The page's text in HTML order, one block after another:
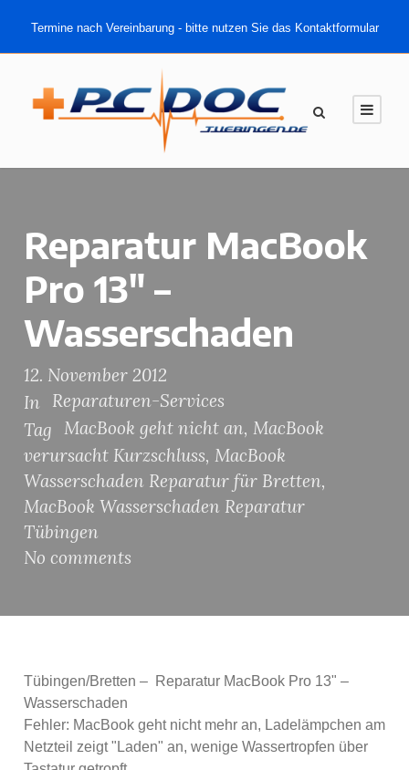
Termine nach Vereinbarung - bitte nutzen Sie das Kontaktformular
Reparatur MacBook
Pro 13″ –
Wasserschaden
12. November 2012
In
Reparaturen-Services
Tag
MacBook geht nicht an, MacBook
verursacht Kurzschluss, MacBook
Wasserschaden Reparatur für Bretten,
MacBook Wasserschaden Reparatur
Tübingen
No comments
Tübingen/Bretten – Reparatur MacBook Pro 13" –
Wasserschaden
Fehler: MacBook geht nicht mehr an, Ladelämpchen am
Netzteil zeigt "Laden" an, wenige Wassertropfen über